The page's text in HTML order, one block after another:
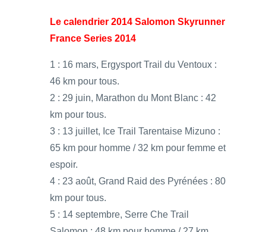
Le calendrier 2014 Salomon Skyrunner
France Series 2014
1 : 16 mars, Ergysport Trail du Ventoux :
46 km pour tous.
2 : 29 juin, Marathon du Mont Blanc : 42
km pour tous.
3 : 13 juillet, Ice Trail Tarentaise Mizuno :
65 km pour homme / 32 km pour femme et
espoir.
4 : 23 août, Grand Raid des Pyrénées : 80
km pour tous.
5 : 14 septembre, Serre Che Trail